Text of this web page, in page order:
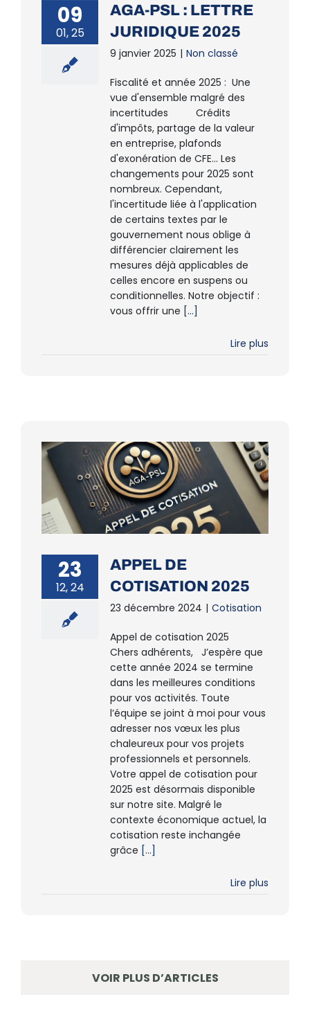
09
01, 25
AGA-PSL : LETTRE
JURIDIQUE 2025
9 janvier 2025 | Non classé
Fiscalité et année 2025 : Une
vue d'ensemble malgré des
incertitudes Crédits
d'impôts, partage de la valeur
en entreprise, plafonds
d'exonération de CFE... Les
changements pour 2025 sont
nombreux. Cependant,
l'incertitude liée à l'application
de certains textes par le
gouvernement nous oblige à
différencier clairement les
mesures déjà applicables de
celles encore en suspens ou
conditionnelles. Notre objectif :
vous offrir une [...]
Lire plus
23
12, 24
APPEL DE
COTISATION 2025
23 décembre 2024 | Cotisation
Appel de cotisation 2025
Chers adhérents, J’espère que
cette année 2024 se termine
dans les meilleures conditions
pour vos activités. Toute
l’équipe se joint à moi pour vous
adresser nos vœux les plus
chaleureux pour vos projets
professionnels et personnels.
Votre appel de cotisation pour
2025 est désormais disponible
sur notre site. Malgré le
contexte économique actuel, la
cotisation reste inchangée
grâce [...]
Lire plus
VOIR PLUS D’ARTICLES